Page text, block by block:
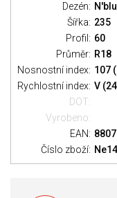
Dezén:
Šířka: 235
Profil: 60
Průměr: R18
Nosnostní index: 107
Rychlostní index: V
DOT:
Vyrobeno:
EAN:
Číslo zboží: